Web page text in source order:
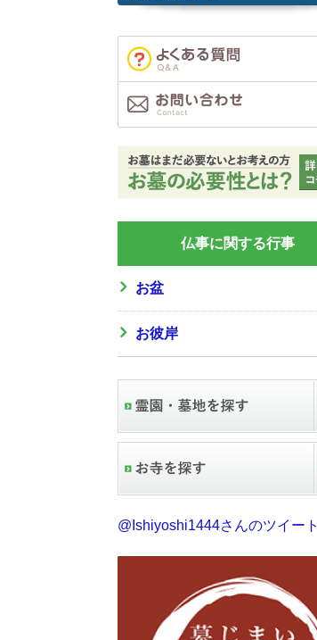
仏事に関する行事
お盆
お彼岸
@Ishiyoshi1444さんのツイート